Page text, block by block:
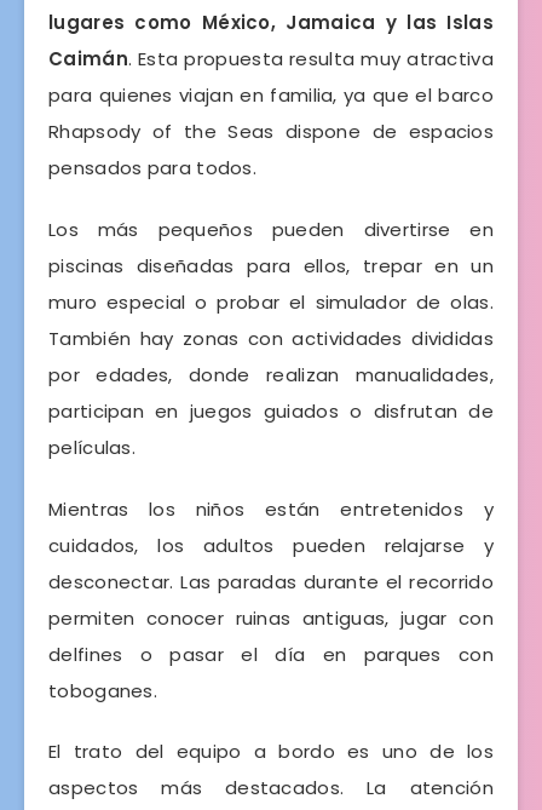
lugares como México, Jamaica y las Islas
Caimán. Esta propuesta resulta muy atractiva
para quienes viajan en familia, ya que el barco
Rhapsody of the Seas dispone de espacios
pensados para todos.
Los más pequeños pueden divertirse en
piscinas diseñadas para ellos, trepar en un
muro especial o probar el simulador de olas.
También hay zonas con actividades divididas
por edades, donde realizan manualidades,
participan en juegos guiados o disfrutan de
películas.
Mientras los niños están entretenidos y
cuidados, los adultos pueden relajarse y
desconectar. Las paradas durante el recorrido
permiten conocer ruinas antiguas, jugar con
delfines o pasar el día en parques con
toboganes.
El trato del equipo a bordo es uno de los
aspectos más destacados. La atención